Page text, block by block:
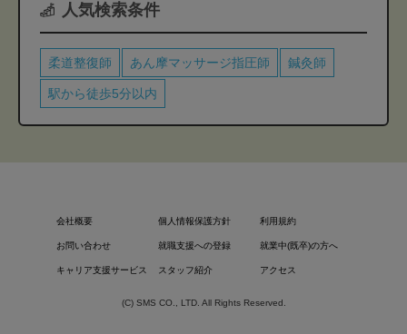
人気検索条件
柔道整復師 あん摩マッサージ指圧師 鍼灸師
駅から徒歩5分以内
会社概要 個人情報保護方針 利用規約
お問い合わせ 就職支援への登録 就業中(既卒)の方へ
キャリア支援サービス スタッフ紹介 アクセス
(C) SMS CO., LTD. All Rights Reserved.